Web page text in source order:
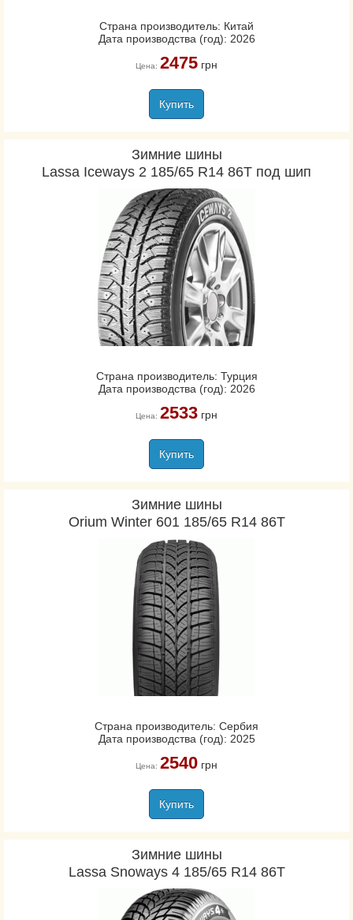
Страна производитель: Китай
Дата производства (год): 2026
Цена: 2475грн
Купить
Зимние шины
Lassa Iceways 2 185/65 R14 86T под шип
Страна производитель: Турция
Дата производства (год): 2026
Цена: 2533грн
Купить
Зимние шины
Orium Winter 601 185/65 R14 86T
Страна производитель: Сербия
Дата производства (год): 2025
Цена: 2540грн
Купить
Зимние шины
Lassa Snoways 4 185/65 R14 86T